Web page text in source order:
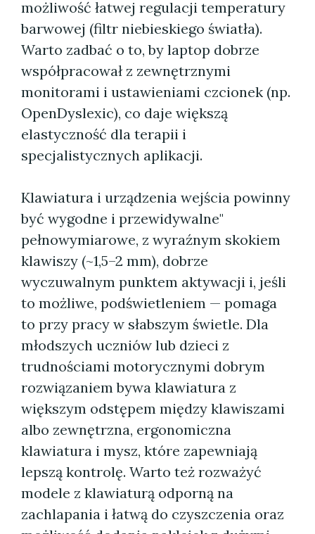
możliwość łatwej regulacji temperatury
barwowej (filtr niebieskiego światła).
Warto zadbać o to, by laptop dobrze
współpracował z zewnętrznymi
monitorami i ustawieniami czcionek (np.
OpenDyslexic), co daje większą
elastyczność dla terapii i
specjalistycznych aplikacji.
Klawiatura i urządzenia wejścia powinny
być wygodne i przewidywalne"
pełnowymiarowe, z wyraźnym skokiem
klawiszy (~1,5–2 mm), dobrze
wyczuwalnym punktem aktywacji i, jeśli
to możliwe, podświetleniem — pomaga
to przy pracy w słabszym świetle. Dla
młodszych uczniów lub dzieci z
trudnościami motorycznymi dobrym
rozwiązaniem bywa klawiatura z
większym odstępem między klawiszami
albo zewnętrzna, ergonomiczna
klawiatura i mysz, które zapewniają
lepszą kontrolę. Warto też rozważyć
modele z klawiaturą odporną na
zachlapania i łatwą do czyszczenia oraz